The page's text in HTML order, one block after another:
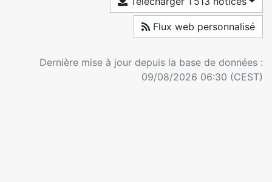
Flux web personnalisé
Dernière mise à jour depuis la base de données :
09/08/2026 06:30 (CEST)